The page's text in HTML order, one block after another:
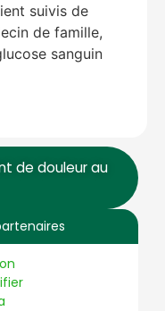
de douleur au
suivis de
de famille,
sanguin